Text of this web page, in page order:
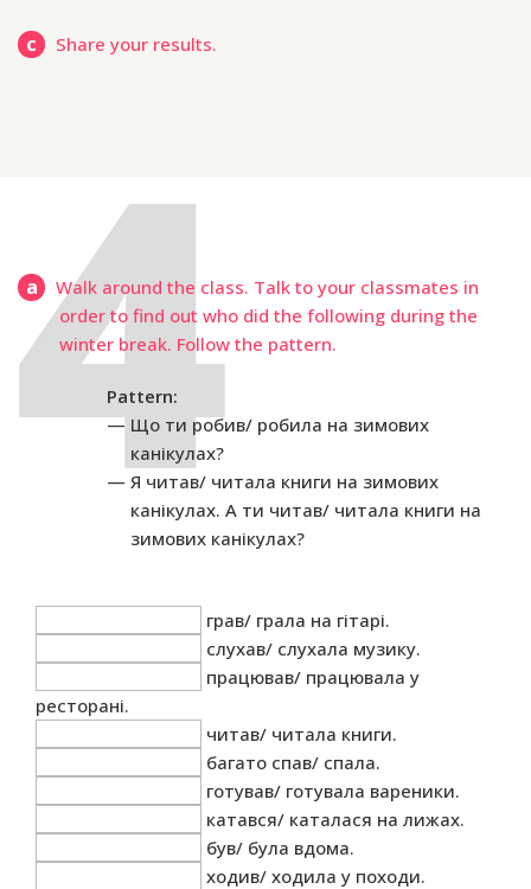
c Share your results.
a
Walk around the class. Talk to your classmates in
order to find out who did the following during the
winter break. Follow the pattern.
Pattern:
Що ти робив/ робила на зимових
канікулах?
Я читав/ читала книги на зимових
канікулах. А ти читав/ читала книги на
зимових канікулах?
грав/ грала на гітарі.
cлухав/ cлухала музику.
працював/ працювала y
ресторані.
читав/ читала книги.
багато спав/ спала.
готував/ готувала вареники.
катався/ каталася на лижах.
був/ була вдома.
ходив/ ходила у походи.